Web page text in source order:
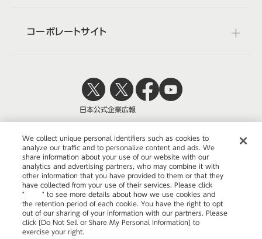
コーポレートサイト
株式会社オカムラ
ウェブサイトのご利用について
プライバシーポリシー
日本公式企業広報
We collect unique personal identifiers such as cookies to
analyze our traffic and to personalize content and ads. We
share information about your use of our website with our
analytics and advertising partners, who may combine it with
other information that you have provided to them or that they
have collected from your use of their services. Please click
"
here" to see more details about how we use cookies and
the retention period of each cookie. You have the right to opt
out of our sharing of your information with our partners. Please
click [Do Not Sell or Share My Personal Information] to
exercise your right.